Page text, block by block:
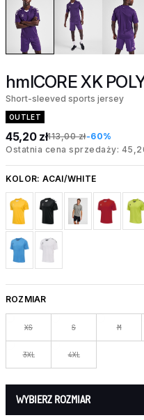
hmlCORE XK
Short-sleeved sports jersey
OUTLET
45,20 zł113,00 zł-60%
Ostatnia cena sprzedaży:
KOLOR: ACAI/WHITE
ROZMIAR
XS S M
3XL 4XL
WYBIERZ ROZMIAR